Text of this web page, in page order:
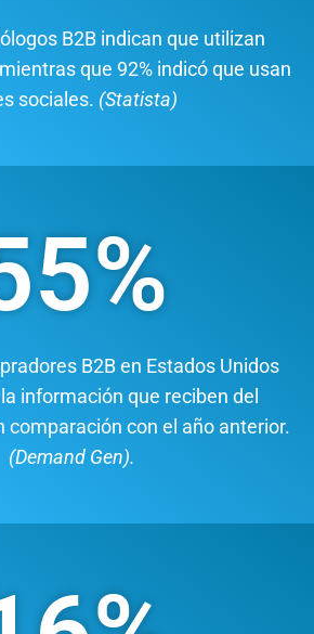
B2B indican que utilizan
que 92% indicó que usan
sociales. (Statista)​
%
B2B en Estados Unidos
información que reciben del
comparación con el año anterior.
(Demand Gen).